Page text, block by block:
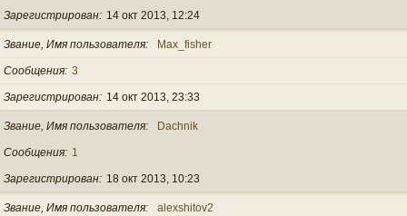
Зарегистрирован 14 окт 2013, 12:24
Звание, Имя пользователя Max_fisher
Сообщения 3
Зарегистрирован 14 окт 2013, 23:33
Звание, Имя пользователя Dachnik
Сообщения 1
Зарегистрирован 18 окт 2013, 10:23
Звание, Имя пользователя alexshitov2